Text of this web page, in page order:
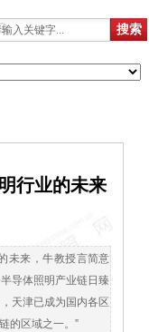
行业的未来
来，牛教授言简意
导体照明产业链日臻
天津已成为国内各区
的区域之一。”